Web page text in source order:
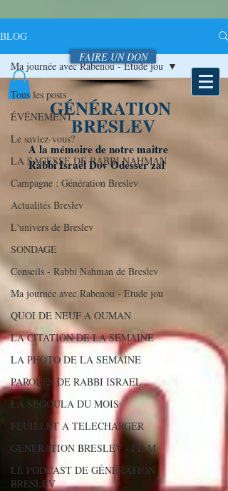
FAIRE UN DON
GÉNÉRATION
BRESLEV
A la mémoire de notre maitre
Rabbi Israël Dov Odesser zal
BLOG
Tous les posts
ÉVÉNEMENT
Le saviez-vous?
LA SAGESSE DE RABBI NAHMAN
Campagne : Génération Breslev
Actualités Breslev
L'univers de Breslev
SONDAGE
Conseils - Rabbi Nahman de Breslev
Ma journée avec Rabenou - Etude jou
QUOI DE NEUF A OUMAN
LA CITATION DE LA SEMAINE
LA PHOTO DE LA SEMAINE
PAROLES DE RABBI ISRAEL
LA SEGOULA DU MOIS
FEUILLET A TELECHARGER
GENERATION BRESLEV - FILM
LE PODCAST DE GÉNÉRATION
BRESLEV
Ma journée avec Rabenou - Etude jou